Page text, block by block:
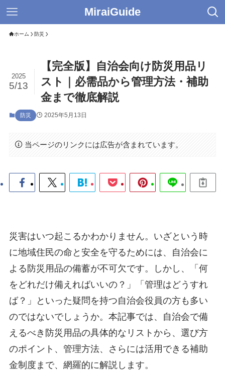
MiraiGuide
ホーム 防災
【完全版】自治会向け防災用品リ
スト｜必需品から管理方法・補助
金まで徹底解説
2025
5/13
防災 2025年5月13日
当ページのリンクには広告が含まれています。
災害はいつ起こるかわかりません。いざという時
に地域住民の命と安全を守るためには、自治会に
よる防災用品の備蓄が不可欠です。しかし、「何
をどれだけ備えればいいの？」「管理はどうすれ
ば？」といった疑問を持つ自治会役員の方も多い
のではないでしょうか。本記事では、自治会で備
えるべき防災用品の具体的なリストから、選び方
のポイント、管理方法、さらには活用できる補助
金制度まで、網羅的に解説します。